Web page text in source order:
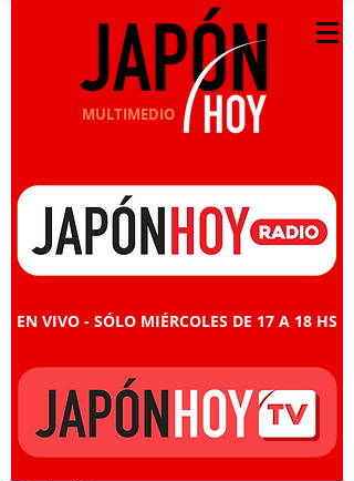
MULTIMEDIO
EN VIVO - SÓLO MIÉRCOLES DE 17 A 18 HS